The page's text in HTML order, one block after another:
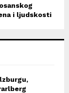
i ljudskosti